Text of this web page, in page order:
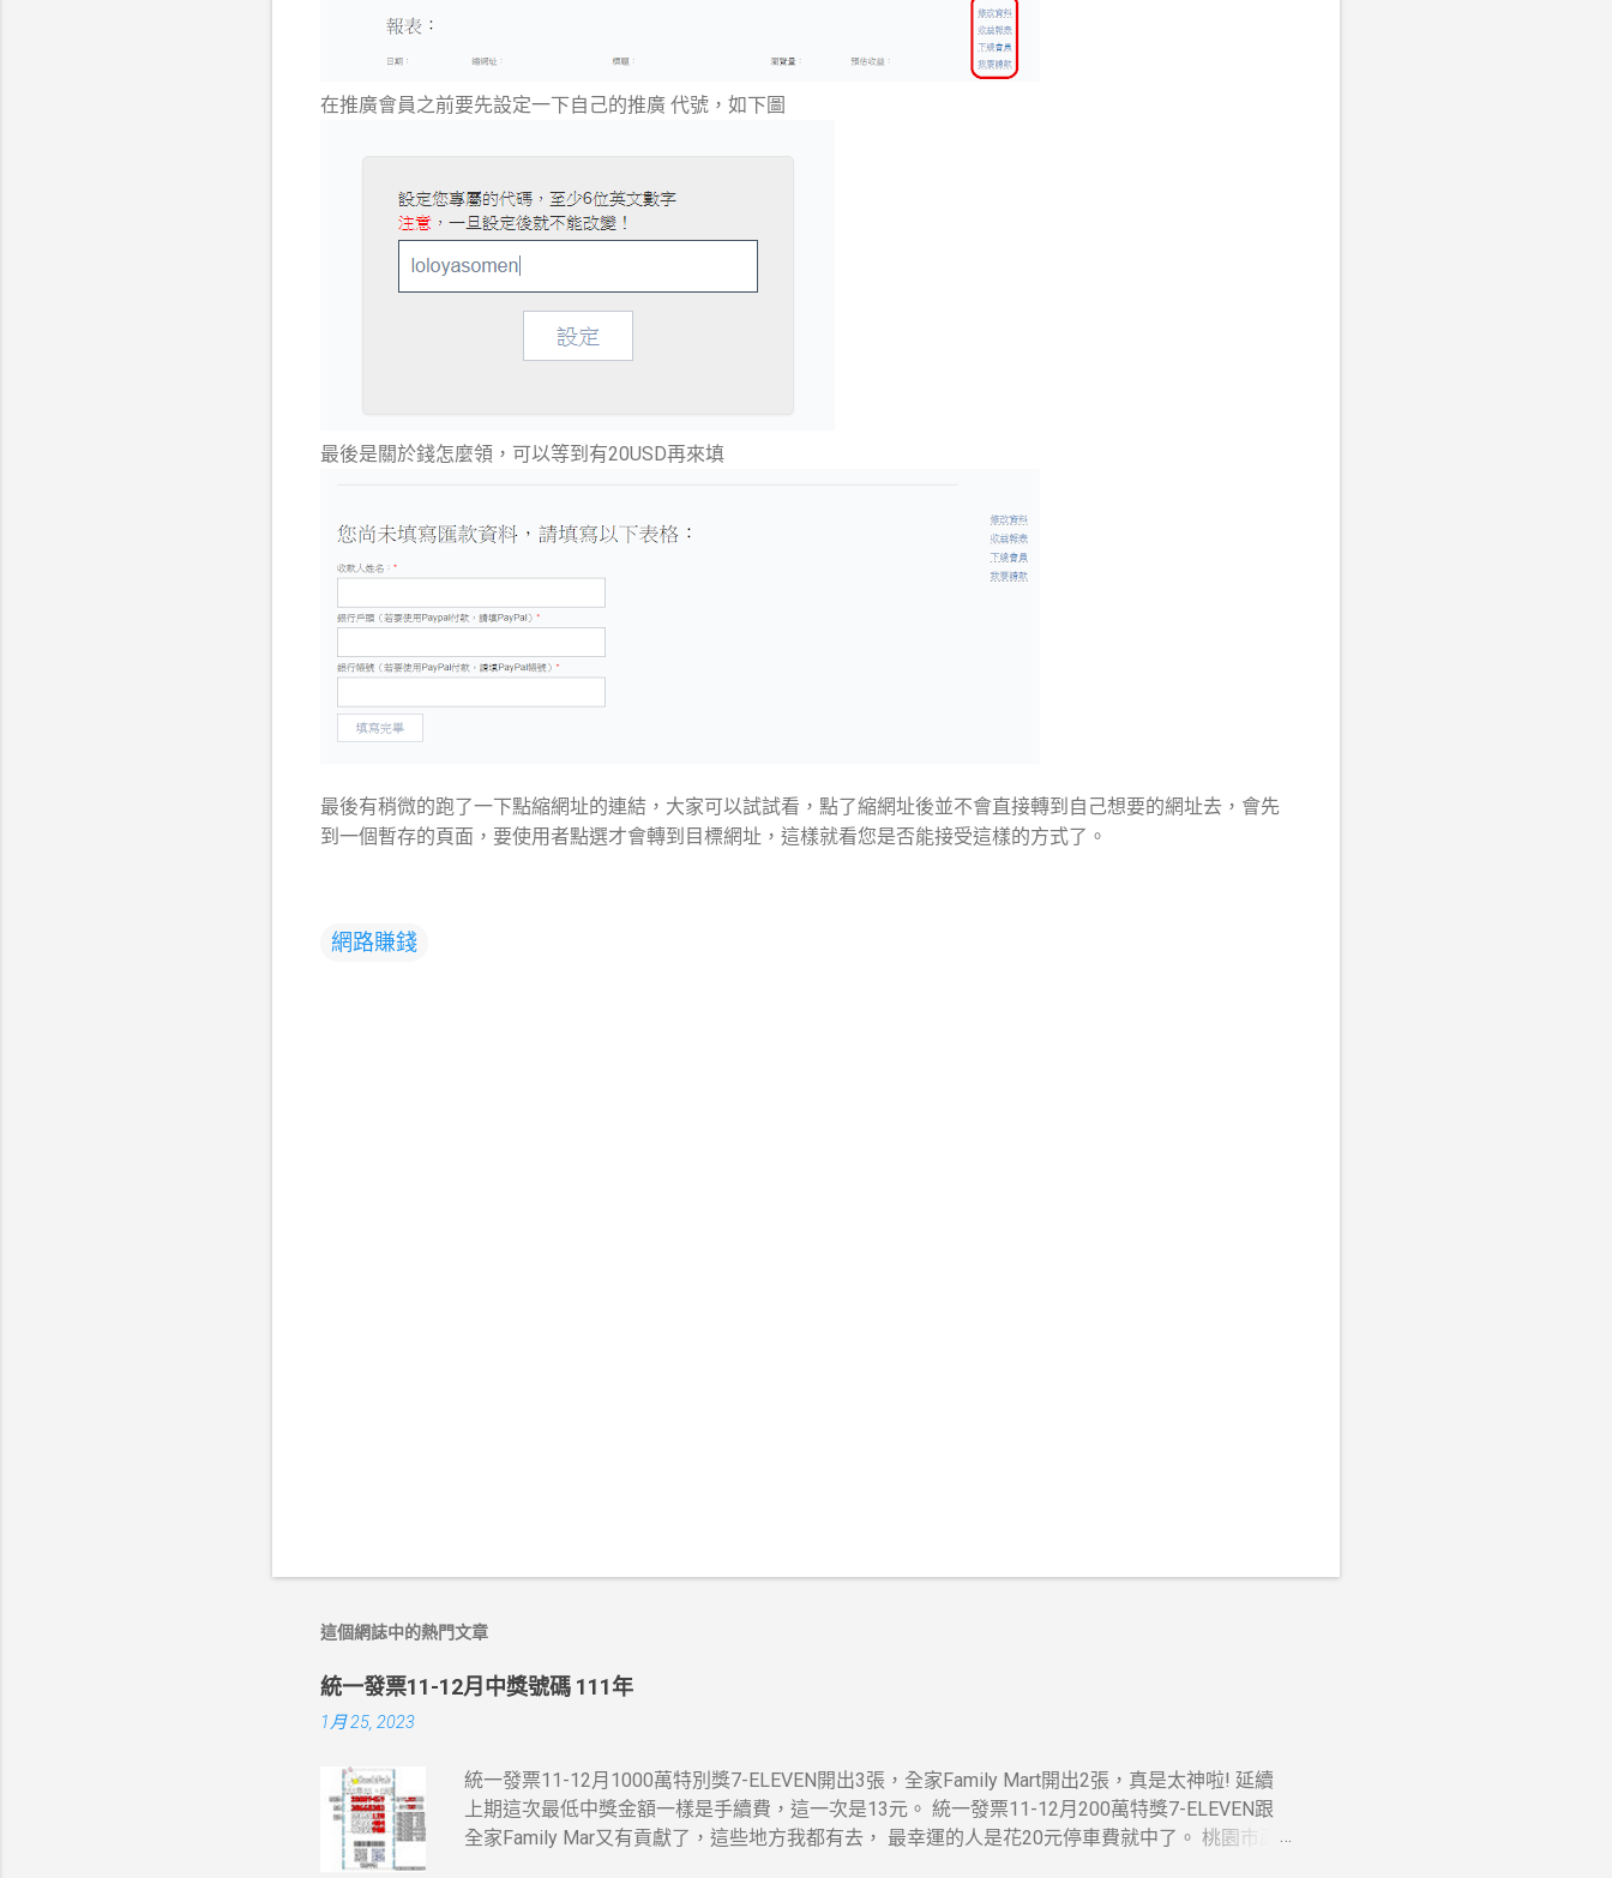
在推廣會員之前要先設定一下自己的推廣 代號，如下圖
最後是關於錢怎麼領，可以等到有20USD再來填
最後有稍微的跑了一下點縮網址的連結，大家可以試試看，點了縮網址後並不會直接轉到自己想要的網址去，會先
到一個暫存的頁面，要使用者點選才會轉到目標網址，這樣就看您是否能接受這樣的方式了。
網路賺錢
這個網誌中的熱門文章
統一發票11-12月中獎號碼 111年
1月 25, 2023
統一發票11-12月1000萬特別獎7-ELEVEN開出3張，全家Family Mart開出2張，真是太神啦! 延續
上期這次最低中獎金額一樣是手續費，這一次是13元。 統一發票11-12月200萬特獎7-ELEVEN跟
全家Family Mar又有貢獻了，這些地方我都有去， 最幸運的人是花20元停車費就中了。 桃園市蘆